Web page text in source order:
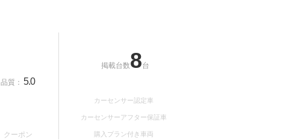
品質： 5.0
クーポン
掲載台数8台
カーセンサー認定車
カーセンサーアフター保証車
購入プラン付き車両